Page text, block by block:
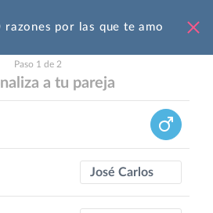
razones por las que te amo
Paso 1 de 2
a tu pareja